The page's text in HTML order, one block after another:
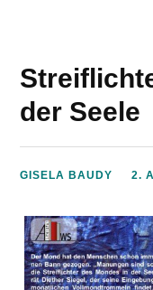
der Seele
GISELA BAUDY 2.